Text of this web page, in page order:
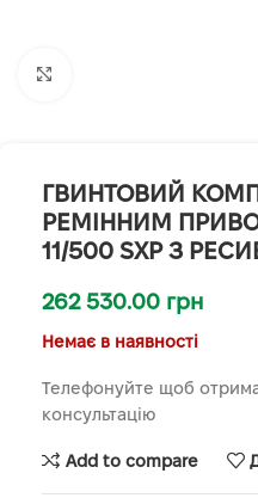
ГВИНТОВИЙ
РЕМІННИМ
11/500 SXP З
262 530.00 грн
Немає в наявності
Телефонуйте щоб
консультацію
Add to compare